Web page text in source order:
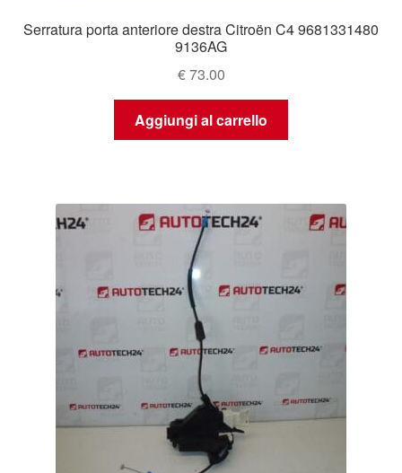
Serratura porta anteriore destra Citroën C4 9681331480
9136AG
€73.00
Aggiungi al carrello